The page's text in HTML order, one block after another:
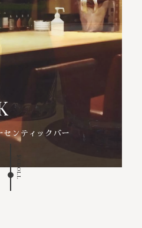
ンティックバー
Scroll